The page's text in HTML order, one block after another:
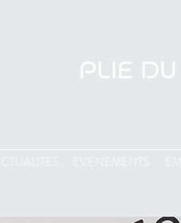
PLIE
ACTUALITES EVENEMENTS